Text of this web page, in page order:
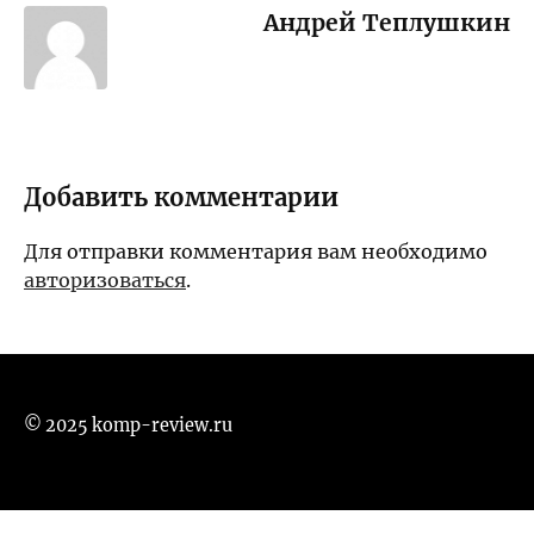
Андрей Теплушкин
Добавить комментарии
Для отправки комментария вам необходимо
авторизоваться.
© 2025 komp-review.ru